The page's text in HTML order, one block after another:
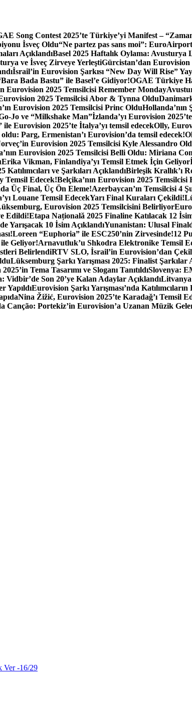
Song Contest 2025’te Türkiye’yi Manifest –
İsveç Oldu“Ne partez pas sans moi”:
AçıklandıBasel 2025 Haftalık Oylama:
ve İsveç Zirveye YerleştiGürcistan’dan Eurovision
İsrail’in Eurovision Şarkısı “New Day Will Rise”
Bada Bastu” ile Basel’e Gidiyor!OGAE Türkiye
Eurovision 2025 Temsilcisi Remember Monday
2025 Temsilcisi Abor & Tynna Oldu
Eurovision 2025 Temsilcisi Princ OlduHollanda’nın
Jo ve “Milkshake Man”İzlanda’yı Eurovision
Eurovision 2025’te İtalya’yı temsil edecekOlly,
Parg, Ermenistan’ı Eurovision’da temsil edecek!
Eurovision 2025 Temsilcisi Kyle Alessandro
Eurovision 2025 Temsilcisi Belli Oldu: Miriana
Erika Vikman, Finlandiya’yı Temsil Etmek İçin Geliyor
ve Şarkıları AçıklandıBirleşik Krallık’ı
Temsil Edecek!Belçika’nın Eurovision 2025 Temsilcisi
Üç Final, Üç Ön Eleme!Azerbaycan’ın Temsilcisi 4
Louane Temsil EdecekYarı Final Kuraları Çekildi!
Eurovision 2025 Temsilcisini Belirliyor
Edildi!Etapa Națională 2025 Finaline Katılacak 12
Yarışacak 10 İsim AçıklandıYunanistan: Ulusal
Loreen “Euphoria” ile ESC250’nin Zirvesinde!12
Geliyor!Arnavutluk’u Shkodra Elektronike Temsil
BelirlendiRTV SLO, İsrail’in Eurovision’dan
Lüksemburg Şarkı Yarışması 2025: Finalist Şarkılar
Tema Tasarımı ve Sloganı TanıtıldıSlovenya:
Vidbir’de Son 20’ye Kalan Adaylar Açıklandı
YapıldıEurovision Şarkı Yarışması’nda
Nina Žižić, Eurovision 2025’te Karadağ’ı Temsil
Canção: Portekiz’in Eurovision’a Uzanan Müzik
Ver -16/29